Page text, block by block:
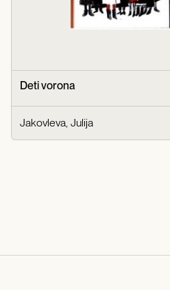
Deti vorona
Jakovleva, Julija